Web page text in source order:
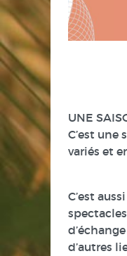
UNE
C’est
variés et
C’est
d’autres